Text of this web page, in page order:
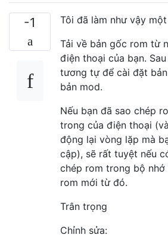
-1
Tôi đã làm như vậy một
Tải về bản gốc rom từ
điện thoại của bạn.
tương tự để cài đặt
bản mod.
Nếu bạn đã sao chép
trong của điện thoại
động lại vòng lặp mà
cập), sẽ rất tuyệt nếu
chép rom trong bộ
rom mới từ đó.
Trân trọng
Chỉnh sửa: